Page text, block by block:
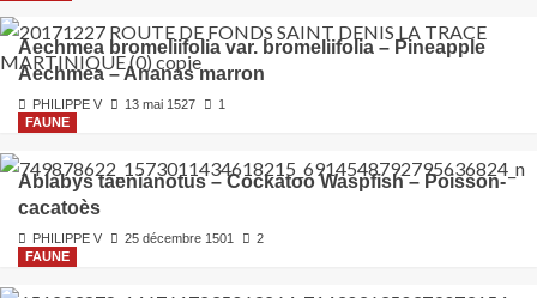
Aechmea bromeliifolia var. bromeliifolia – Pineapple
Aechmea – Ananas marron
PHILIPPE V 13 mai 1527
1
FAUNE
Ablabys taenianotus – Cockatoo Waspfish – Poisson-
cacatoès
PHILIPPE V 25 décembre 1501
2
FAUNE